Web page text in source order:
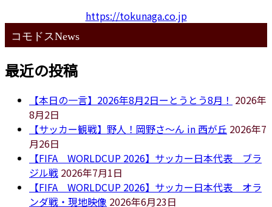
https://tokunaga.co.jp
コモドスNews
最近の投稿
【本日の一言】2026年8月2日ーとうとう8月！ 2026年
8月2日
【サッカー観戦】野人！岡野さ～ん in 西が丘 2026年7
月26日
【FIFA WORLDCUP 2026】サッカー日本代表 ブラ
ジル戦 2026年7月1日
【FIFA WORLDCUP 2026】サッカー日本代表 オラ
ンダ戦・現地映像 2026年6月23日